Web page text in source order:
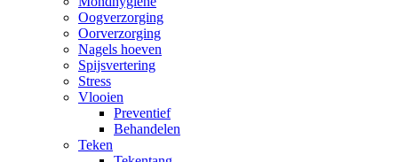
Oogverzorging
Oorverzorging
Nagels hoeven
Spijsvertering
Stress
Vlooien
Preventief
Behandelen
Teken